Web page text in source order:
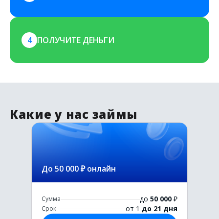
4 ПОЛУЧИТЕ ДЕНЬГИ
Какие у нас займы
До 50 000 ₽ онлайн
Сумма до 50 000 ₽
Срок от 1 до 21 дня